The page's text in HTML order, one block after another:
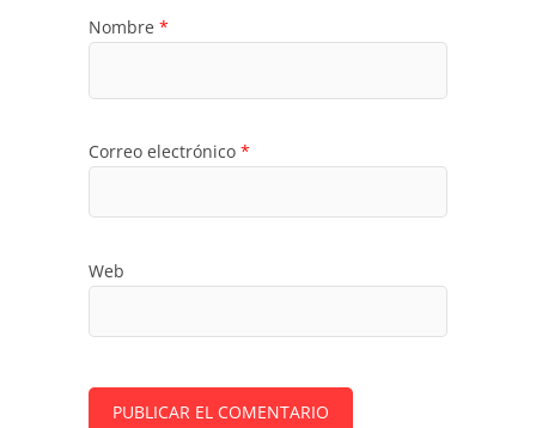
Nombre *
Correo electrónico *
Web